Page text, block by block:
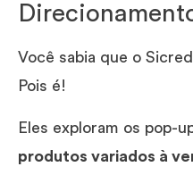
Você sabia que o
Pois é!
Eles exploram os pop-
produtos variados à